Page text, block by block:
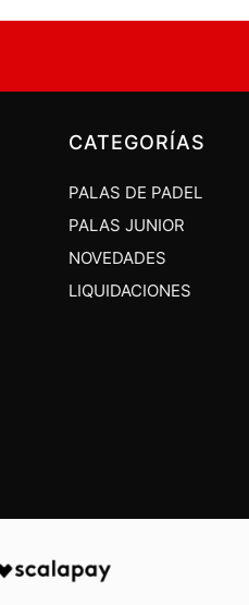
CATEGORÍAS
PALAS DE PADEL
PALAS JUNIOR
NOVEDADES
LIQUIDACIONES